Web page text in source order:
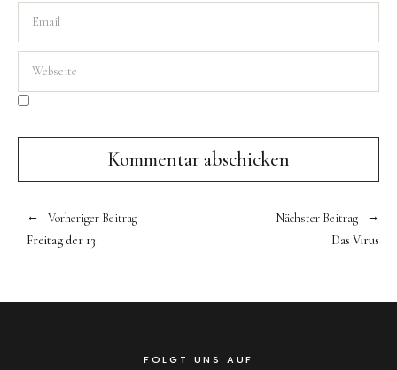
Vorheriger Beitrag
Freitag der 13.
Nächster Beitrag
Das Virus
FOLGT UNS AUF